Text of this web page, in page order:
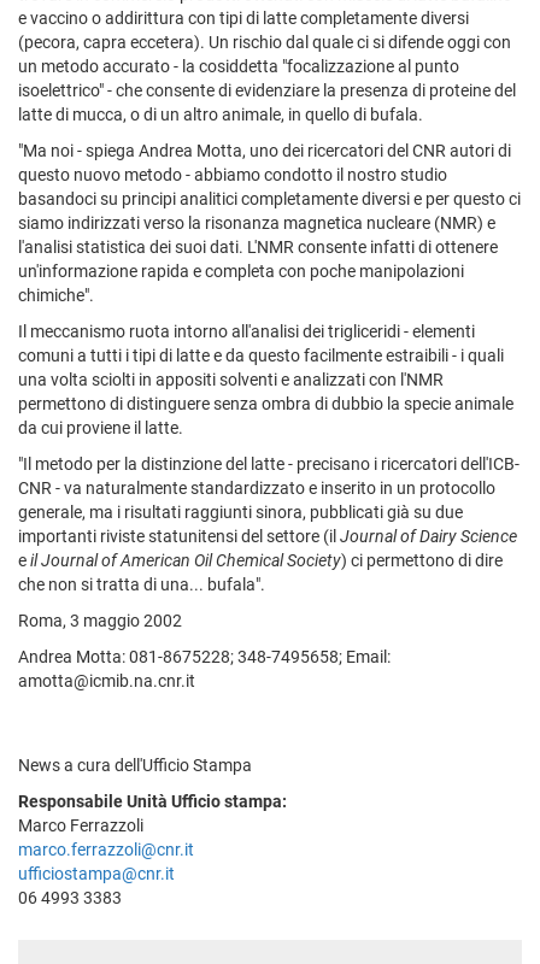
e vaccino o addirittura con tipi di latte completamente diversi
(pecora, capra eccetera). Un rischio dal quale ci si difende oggi con
un metodo accurato - la cosiddetta "focalizzazione al punto
isoelettrico" - che consente di evidenziare la presenza di proteine del
latte di mucca, o di un altro animale, in quello di bufala.
"Ma noi - spiega Andrea Motta, uno dei ricercatori del CNR autori di
questo nuovo metodo - abbiamo condotto il nostro studio
basandoci su principi analitici completamente diversi e per questo ci
siamo indirizzati verso la risonanza magnetica nucleare (NMR) e
l'analisi statistica dei suoi dati. L'NMR consente infatti di ottenere
un'informazione rapida e completa con poche manipolazioni
chimiche".
Il meccanismo ruota intorno all'analisi dei trigliceridi - elementi
comuni a tutti i tipi di latte e da questo facilmente estraibili - i quali
una volta sciolti in appositi solventi e analizzati con l'NMR
permettono di distinguere senza ombra di dubbio la specie animale
da cui proviene il latte.
"Il metodo per la distinzione del latte - precisano i ricercatori dell'ICB-
CNR - va naturalmente standardizzato e inserito in un protocollo
generale, ma i risultati raggiunti sinora, pubblicati già su due
importanti riviste statunitensi del settore (il Journal of Dairy Science
eil Journal of American Oil Chemical Society) ci permettono di dire
che non si tratta di una... bufala".
Roma, 3 maggio 2002
Andrea Motta: 081-8675228; 348-7495658; Email:
amotta@icmib.na.cnr.it
News a cura dell'Ufficio Stampa
Responsabile Unità Ufficio stampa:
Marco Ferrazzoli
marco.ferrazzoli@cnr.it
ufficiostampa@cnr.it
06 4993 3383